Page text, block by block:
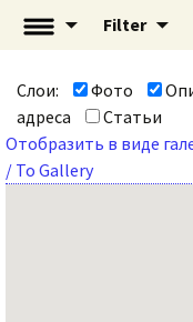
город» |
Filter
Слои: Фото
адреса
Статьи
Отобразить в виде
/ To Gallery